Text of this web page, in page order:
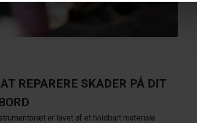
REPARERE SKADER PÅ DIT
er lavet af et holdbart materiale